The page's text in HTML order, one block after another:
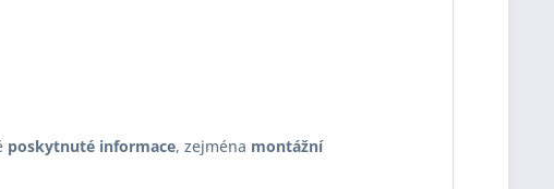
poskytnuté informace, zejména montážní